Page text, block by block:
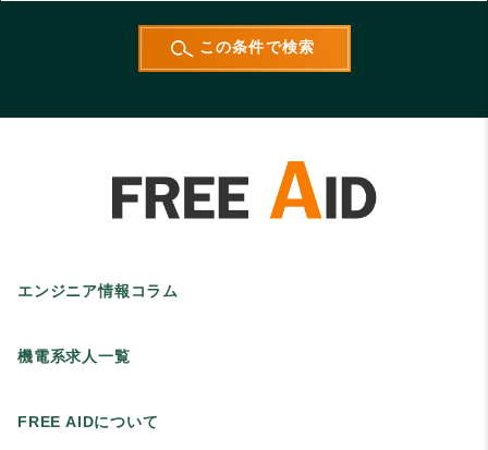
エンジニア情報コラム
機電系求人一覧
FREE AIDについて